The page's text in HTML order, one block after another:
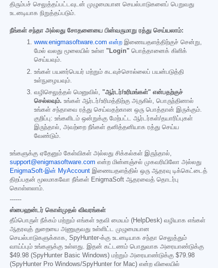
திரும்பச் செலுத்தப்பட்டவுடன் முழுமையான செயல்பாடுகளைப் பெறுவது
உடனடியாக நிறுத்தப்படும்.
நீங்கள் சந்தா அல்லது சோதனையை பின்வருமாறு ரத்து செய்யலாம்:
www.enigmasoftware.com என்ற இணையதளத்திற்குச் சென்று,
மேல் வலது மூலையில் உள்ள "Login" பொத்தானைக் கிளிக்
செய்யவும்.
உங்கள் பயனர்பெயர் மற்றும் கடவுச்சொல்லைப் பயன்படுத்தி
உள்நுழையவும்.
வழிசெலுத்தல் மெனுவில், "ஆர்டர்/உரிமங்கள்" என்பதற்குச்
செல்லவும். உங்கள் ஆர்டர்/உரிமத்திற்கு அருகில், பொருந்தினால்
உங்கள் சந்தாவை ரத்து செய்வதற்கான ஒரு பொத்தான் இருக்கும்.
குறிப்பு: உங்களிடம் ஒன்றுக்கு மேற்பட்ட ஆர்டர்கள்/தயாரிப்புகள்
இருந்தால், அவற்றை நீங்கள் தனித்தனியாக ரத்து செய்ய
வேண்டும்.
உங்களுக்கு ஏதேனும் கேள்விகள் அல்லது சிக்கல்கள் இருந்தால்,
support@enigmasoftware.com என்ற மின்னஞ்சல் முகவரியிலோ அல்லது
EnigmaSoft-இன் MyAccount இணையதளத்தில் ஒரு ஆதரவு டிக்கெட்டைத்
திறப்பதன் மூலமாகவோ நீங்கள் EnigmaSoft ஆதரவைத் தொடர்பு
கொள்ளலாம்.
------
ஸ்பைஹன்டர் கொள்முதல் விவரங்கள்
தீம்பொருள் நீக்கம் மற்றும் எங்கள் உதவி மையம் (HelpDesk) வழியாக எங்கள்
ஆதரவுத் துறையை அணுகுவது உள்ளிட்ட முழுமையான
செயல்பாடுகளுக்காக, SpyHunter-க்கு உடனடியாக சந்தா செலுத்தும்
வாய்ப்பும் உங்களுக்கு உள்ளது. இதன் கட்டணம் பொதுவாக அரையாண்டுக்கு
$49.98 (SpyHunter Basic Windows) மற்றும் அரையாண்டுக்கு $79.98
(SpyHunter Pro Windows/SpyHunter for Mac) என்ற விலையில்